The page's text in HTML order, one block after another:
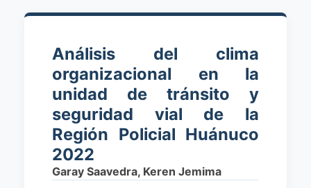
Análisis del clima
organizacional en la
unidad de tránsito y
seguridad vial de la
Región Policial Huánuco
2022
Garay Saavedra, Keren Jemima